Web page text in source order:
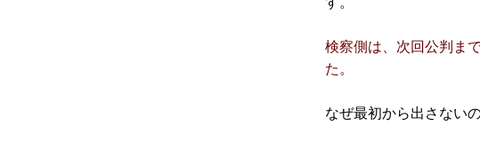
検察側は、次回公判ま
た。
なぜ最初から出さない